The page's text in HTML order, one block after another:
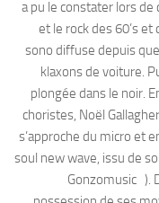
a pu le constater lors
et le rock des 60’s et
sono diffuse depuis
klaxons de voiture.
plongée dans le noir.
choristes, Noël
s’approche du micro et
soul new wave, issu de
Gonzomusic ).